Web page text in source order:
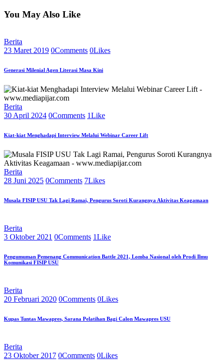
You May Also Like
Berita
23 Maret 2019 0Comments 0Likes
Generasi Milenial Agen Literasi Masa Kini
Berita
30 April 2024 0Comments 1Like
Kiat-kiat Menghadapi Interview Melalui Webinar Career Lift
Berita
28 Juni 2025 0Comments 7Likes
Musala FISIP USU Tak Lagi Ramai, Pengurus Soroti Kurangnya Aktivitas Keagamaan
Berita
3 Oktober 2021 0Comments 1Like
Pengumuman Pemenang Communication Battle 2021, Lomba Nasional oleh Prodi Ilmu
Komunikasi FISIP USU
Berita
20 Februari 2020 0Comments 0Likes
Kupas Tuntas Mawapres, Sarana Pelatihan Bagi Calon Mawapres USU
Berita
23 Oktober 2017 0Comments 0Likes